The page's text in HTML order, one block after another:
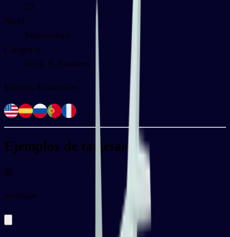
25
Nivel
Intermediate
Categoría
Work & Business
Idiomas disponibles
Ejemplos de tarjetas
船
pychuán